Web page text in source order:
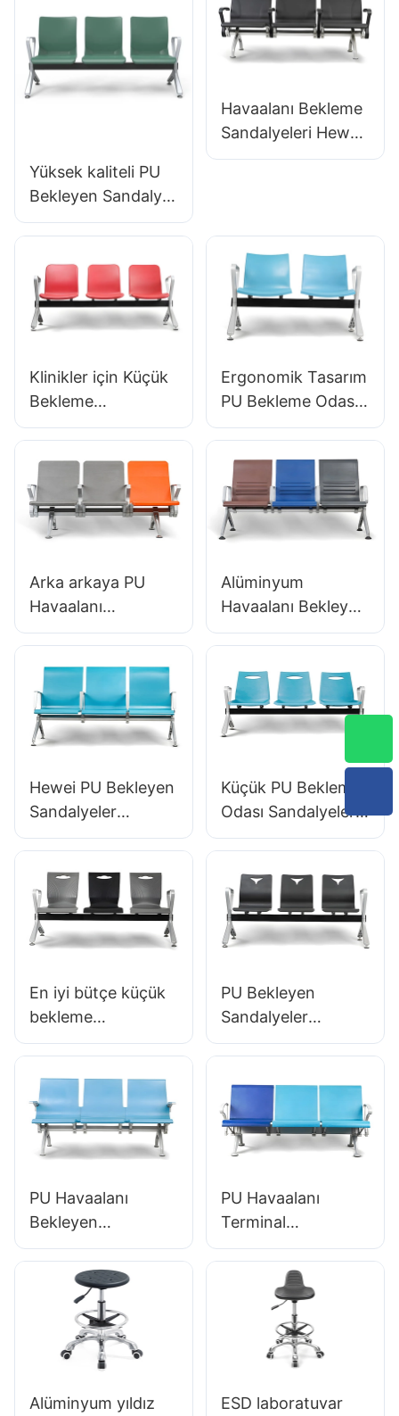
Laboratuvar IC için
5 Yıldızlı Taban003
Laboratuvar
Çalışması için 5
Yüksek kaliteli PU
Bekleyen Sandalye
Alüminyum OEM
LC099 Üretici
Hewei
Havaalanı Bekleme
Sandalyeleri Hewei
tarafından
Klinikler için Küçük
Bekleme
Sandalyeleri &
Fabrika Doğrudan
Tasarruf Hewei
Ergonomik Tasarım
PU Bekleme Odası
Sandalyeleri
& Salonlar OEM
Üreticisi Hewei
Arka arkaya PU
Havaalanı
Sandalyeleri
Alüminyum
Terminaller İçin
Bekleme Koltukları
LC119 Hewei
Alüminyum
Havaalanı Bekleyen
Sandalyeler OEM
Havaalanları İçin
Çözümler LC125
Üretici Hewei
Hewei PU Bekleyen
Sandalyeler
Alüminyum
Havaalanları için
İdeal & Yüksek
Traffik Alanlar
Küçük PU Bekleme
Odası Sandalyeleri
LC028 Klinik OEM
için Alan Tasarrufu
En iyi bütçe küçük
bekleme
sandalyeleri lc060
mükemmel fabrika
fiyatı Hewei
PU Bekleyen
Sandalyeler
Hastaneler İçin
OEM/ODM Hewei
PU Havaalanı
Bekleyen
Sandalyeler LC068
Havaalanları ve
Demiryolu
İstasyonları İçin
Konforlu
Ergonomik Oturma
PU Havaalanı
Terminal
Sandalyeleri
Ergonomik
Alüminyum
Bekleme Koltukları
LC090 Hewei
tarafından
Alüminyum yıldız
ESD laboratuvar